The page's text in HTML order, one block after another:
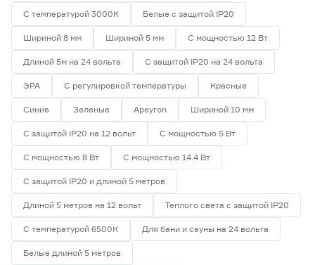
С температурой 3000К Белые с защитой IP20
Шириной 8 мм Шириной 5 мм С мощностью 12 Вт
Длиной 5м на 24 вольта С защитой IP20 на 24 вольта
ЭРА С регулировкой температуры Красные
Синие Зеленые Apeyron Шириной 10 мм
С защитой IP20 на 12 вольт С мощностью 5 Вт
С мощностью 8 Вт С мощностью 14.4 Вт
С защитой IP20 и длиной 5 метров
Длиной 5 метров на 12 вольт Теплого света с защитой IP20
С температурой 6500К Для бани и сауны на 24 вольта
Белые длиной 5 метров